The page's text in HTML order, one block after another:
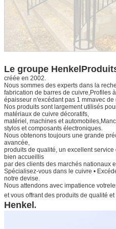
Le groupe Henkel
créée en 2002.
Nous sommes des experts dans la
fabrication de barres de cuivre,Profiles
épaisseur n'excédant pas 1 mmavec de
Nos produits sont largement utilisés
matériaux de cuivre décoratifs,
matériel, machines et automobiles,
stylos et composants électroniques.
Nous obtenons toujours une grande
avancée,
produits de qualité, un excellent service
bien accueillis
par des clients des marchés nationaux
Spécialisez-vous dans le cuivre •
notre devise.
Nous attendons avec impatience votre
et vous offrant des produits de qualité
Henkel .